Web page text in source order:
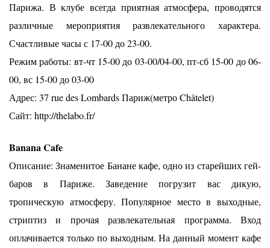
Парижа. В клубе всегда приятная атмосфера, проводятся
различные мероприятия развлекательного характера.
Счастливые часы с 17-00 до 23-00.
Режим работы: вт-чт 15-00 до 03-00/04-00, пт-сб 15-00 до 06-
00, вс 15-00 до 03-00
Адрес: 37 rue des Lombards Париж(метро Châtelet)
Сайт: http://thelabo.fr/
Banana Cafe
Описание: Знаменитое Банане кафе, одно из старейших гей-
баров в Париже. Заведение погрузит вас дикую,
тропическую атмосферу. Популярное место в выходные,
стриптиз и прочая развлекательная программа. Вход
оплачивается только по выходным. На данный момент кафе